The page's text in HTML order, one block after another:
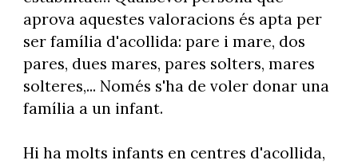
aprova aquestes valoracions és apta per
ser família d'acollida: pare i mare, dos
pares, dues mares, pares solters, mares
solteres,... Només s'ha de voler donar una
família a un infant.
Hi ha molts infants en centres d'acollida,